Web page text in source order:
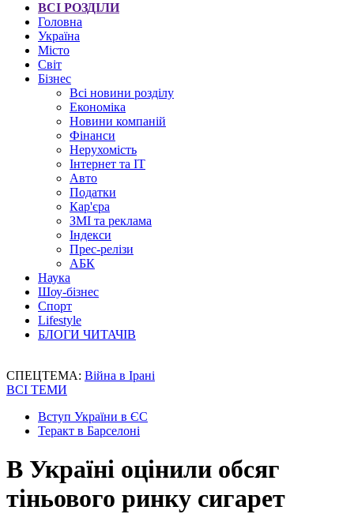
ВСІ РОЗДІЛИ
Головна
Україна
Місто
Світ
Бізнес
Всі новини розділу
Економіка
Новини компаній
Фінанси
Нерухомість
Інтернет та IT
Авто
Податки
Кар'єра
ЗМІ та реклама
Індекси
Прес-релізи
АБК
Наука
Шоу-бізнес
Спорт
Lifestyle
БЛОГИ ЧИТАЧІВ
СПЕЦТЕМА: Війна в Ірані
ВСІ ТЕМИ
Вступ України в ЄС
Теракт в Барселоні
В Україні оцінили обсяг
тіньового ринку сигарет